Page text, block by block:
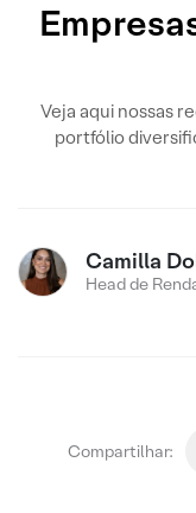
Veja aqui nossas
portfólio
Camilla
Head de
Compartilhar: